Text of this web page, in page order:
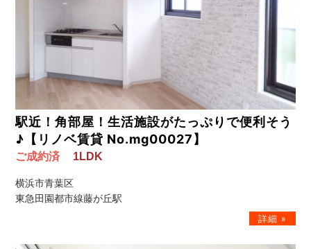
駅近！角部屋！生活施設がたっぷりで便利そう
♪【リノベ賃貸 No.mg00027】
ご成約済 1LDK
横浜市青葉区
東急田園都市線藤が丘駅